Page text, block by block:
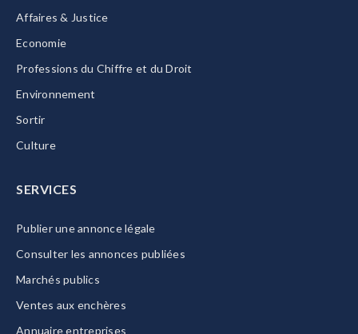
Affaires & Justice
Economie
Professions du Chiffre et du Droit
Environnement
Sortir
Culture
SERVICES
Publier une annonce légale
Consulter les annonces publiées
Marchés publics
Ventes aux enchères
Annuaire entreprises